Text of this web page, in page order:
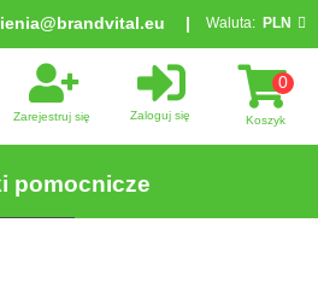
Waluta: PLN
Zarejestruj się Zaloguj się
0
Koszyk
pomocnicze